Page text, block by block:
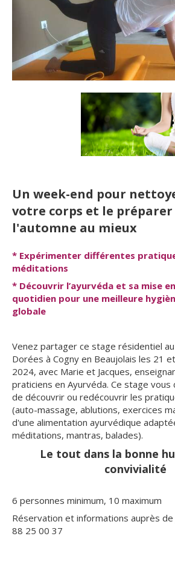
Un week-end pour
votre corps et le
l'automne au mieux
* Expérimenter différentes
méditations
* Découvrir l’ayurvéda et sa mise
quotidien pour une meilleure
globale
Venez partager ce stage résidentiel
Dorées à Cogny en Beaujolais les 21
2024, avec Marie et Jacques,
praticiens en Ayurvéda. Ce stage vous
de découvrir ou redécouvrir les
(auto-massage, ablutions, exercices
d'une alimentation ayurvédique
méditations, mantras, balades).
Le tout dans la bonne
convivialité
6 personnes minimum, 10 maximum
Réservation et informations auprès de
88 25 00 37